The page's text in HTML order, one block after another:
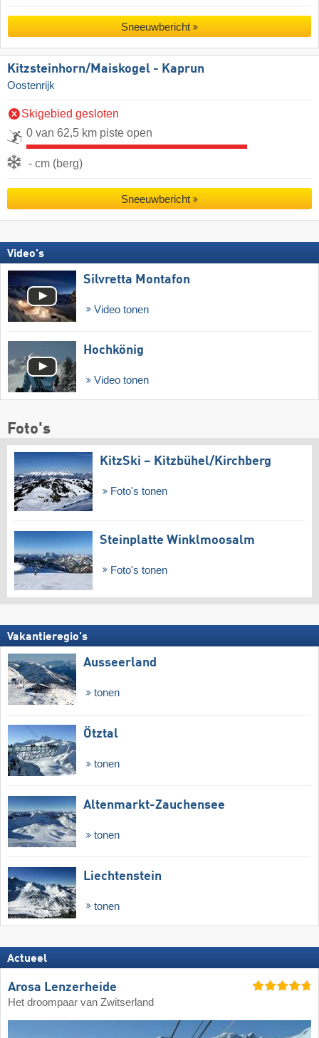
Sneeuwbericht
Kitzsteinhorn/​Maiskogel - Kaprun
Oostenrijk
Skigebied gesloten
0 van 62,5 km piste open
- cm (berg)
Sneeuwbericht
Video's
Silvretta Montafon
Video tonen
Hochkönig
Video tonen
Foto's
KitzSki – Kitzbühel/​Kirchberg
Foto's tonen
Steinplatte Winklmoosalm
Foto's tonen
Vakantieregio's
Ausseerland
tonen
Ötztal
tonen
Altenmarkt-Zauchensee
tonen
Liechtenstein
tonen
Actueel
Arosa Lenzerheide
Het droompaar van Zwitserland